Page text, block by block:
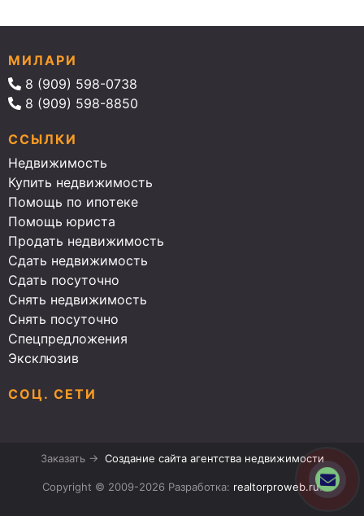
МИЛАРИ
8 (909) 598-0738
8 (909) 598-8850
ССЫЛКИ
Недвижимость
Купить недвижимость
Помощь по ипотеке
Помощь юриста
Продать недвижимость
Сдать недвижимость
Сдать посуточно
Снять недвижимость
Снять посуточно
Спецпредложения
Эксклюзив
СОЦ. СЕТИ
Заказать → Создание сайта агентства недвижимости
Copyright © 2009-2026 Разработка: realtorproweb.ru.